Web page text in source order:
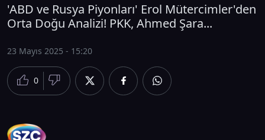
'ABD ve Rusya Piyonları' Erol Mütercimler'den
Orta Doğu Analizi! PKK, Ahmed Şara...
23 Mayıs 2025 - 15:20
0